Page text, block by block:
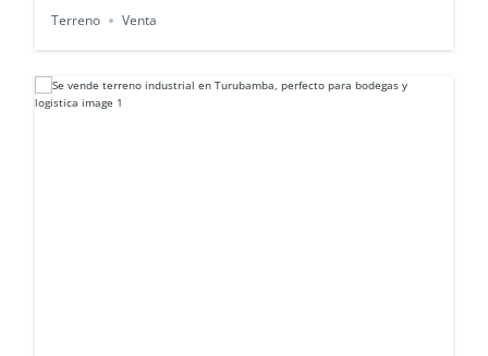
Terreno
Venta